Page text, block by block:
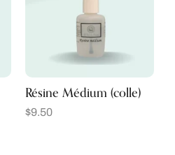
Résine Médium (colle)
$9.50